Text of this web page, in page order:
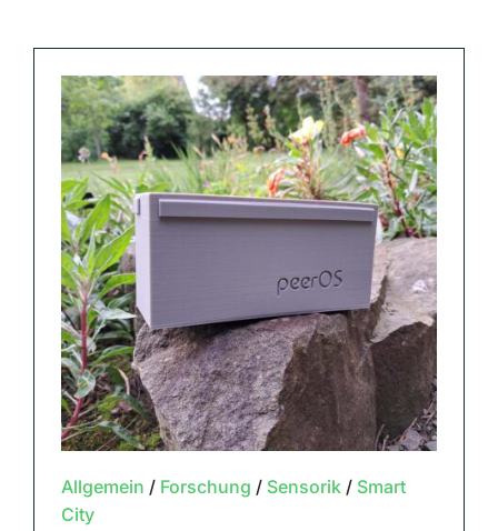
Allgemein / Forschung / Sensorik/ Smart
City